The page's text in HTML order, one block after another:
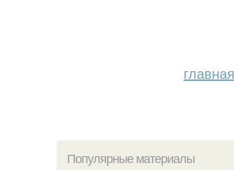
главная
Популярные материалы